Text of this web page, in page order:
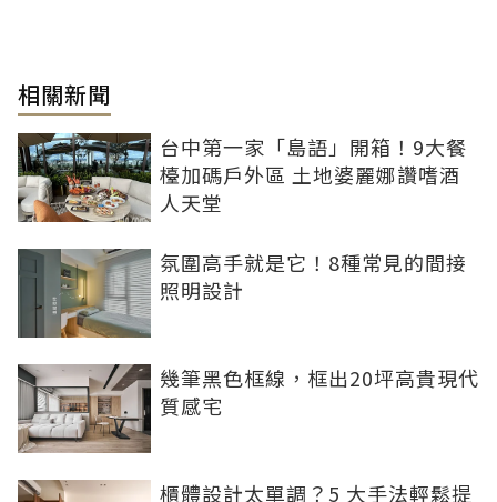
相關新聞
台中第一家「島語」開箱！9大餐
檯加碼戶外區 土地婆麗娜讚嗜酒
人天堂
氛圍高手就是它！8種常見的間接
照明設計
幾筆黑色框線，框出20坪高貴現代
質感宅
櫃體設計太單調？5 大手法輕鬆提